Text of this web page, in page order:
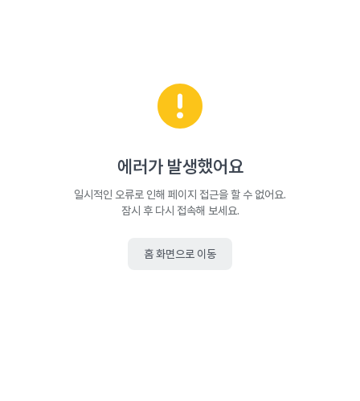
에러가 발생했어요
일시적인 오류로 인해 페이지 접근을 할 수 없어요.
잠시 후 다시 접속해 보세요.
홈 화면으로 이동